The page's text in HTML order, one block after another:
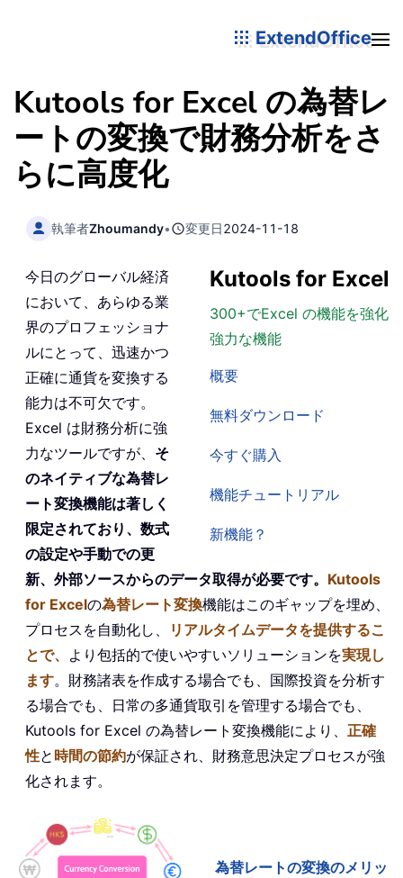
ExtendOffice
Kutools for Excel の為替レ
ートの変換で財務分析をさ
らに高度化
執筆者Zhoumandy• 変更日2024-11-18
Kutools for Excel
300+でExcel の機能を強化
強力な機能
概要
無料ダウンロード
今すぐ購入
機能チュートリアル
新機能？
今日のグローバル経済
において、あらゆる業
界のプロフェッショナ
ルにとって、迅速かつ
正確に通貨を変換する
能力は不可欠です。
Excel は財務分析に強
力なツールですが、 そ
のネイティブな為替レ
ート変換機能は著しく
限定されており、数式
の設定や手動での更
新、外部ソースからのデータ取得が必要です。 Kutools
for Excelの為替レート変換機能はこのギャップを埋め、
プロセスを自動化し、
リアルタイムデータを提供するこ
とで、 より包括的で使いやすいソリューションを実現し
ます。財務諸表を作成する場合でも、国際投資を分析す
る場合でも、日常の多通貨取引を管理する場合でも、
Kutools for Excel の為替レート変換機能により、 正確
性と 時間の節約が保証され、財務意思決定プロセスが強
化されます。
為替レートの変換のメリッ